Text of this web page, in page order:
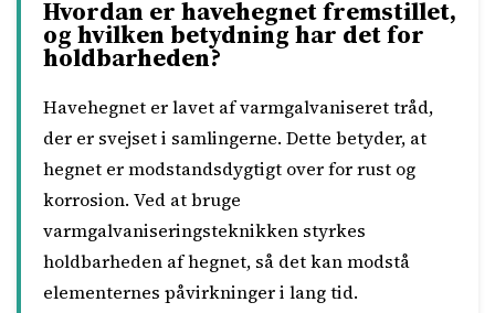
Hvordan er havehegnet fremstillet,
og hvilken betydning har det for
holdbarheden?
Havehegnet er lavet af varmgalvaniseret tråd,
der er svejset i samlingerne. Dette betyder, at
hegnet er modstandsdygtigt over for rust og
korrosion. Ved at bruge
varmgalvaniseringsteknikken styrkes
holdbarheden af hegnet, så det kan modstå
elementernes påvirkninger i lang tid.